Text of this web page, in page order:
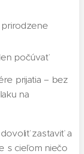
počúvať
prijatia – bez
na
zastaviť a
s cieľom niečo